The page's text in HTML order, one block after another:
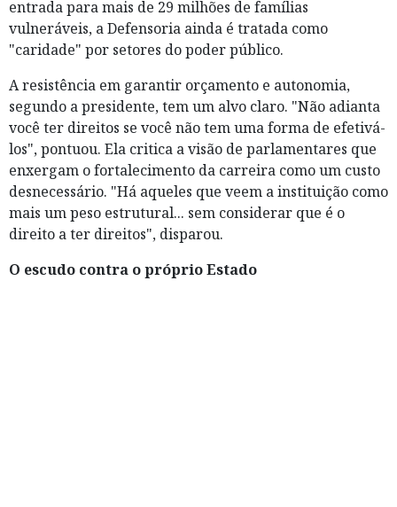
entrada para mais de 29 milhões de famílias
vulneráveis, a Defensoria ainda é tratada como
"caridade" por setores do poder público.
A resistência em garantir orçamento e autonomia,
segundo a presidente, tem um alvo claro. "Não adianta
você ter direitos se você não tem uma forma de efetivá-
los", pontuou. Ela critica a visão de parlamentares que
enxergam o fortalecimento da carreira como um custo
desnecessário. "Há aqueles que veem a instituição como
mais um peso estrutural... sem considerar que é o
direito a ter direitos", disparou.
O escudo contra o próprio Estado